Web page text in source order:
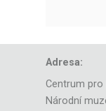
Adresa:
Centrum
Národní